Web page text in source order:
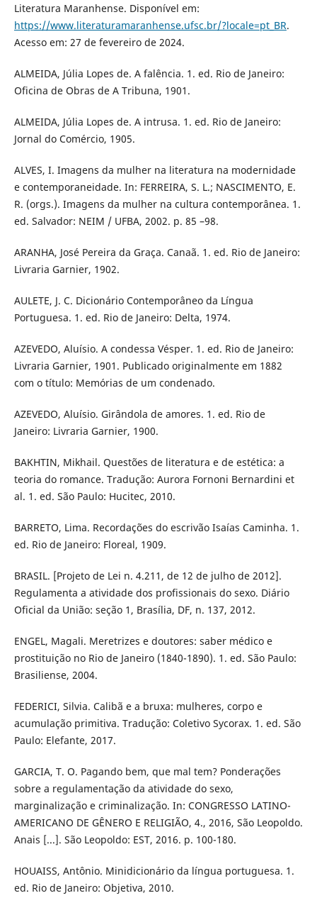
Literatura Maranhense. Disponível em:
https://www.literaturamaranhense.ufsc.br/?locale=pt_BR.
Acesso em: 27 de fevereiro de 2024.
ALMEIDA, Júlia Lopes de. A falência. 1. ed. Rio de Janeiro:
Oficina de Obras de A Tribuna, 1901.
ALMEIDA, Júlia Lopes de. A intrusa. 1. ed. Rio de Janeiro:
Jornal do Comércio, 1905.
ALVES, I. Imagens da mulher na literatura na modernidade
e contemporaneidade. In: FERREIRA, S. L.; NASCIMENTO, E.
R. (orgs.). Imagens da mulher na cultura contemporânea. 1.
ed. Salvador: NEIM / UFBA, 2002. p. 85 –98.
ARANHA, José Pereira da Graça. Canaã. 1. ed. Rio de Janeiro:
Livraria Garnier, 1902.
AULETE, J. C. Dicionário Contemporâneo da Língua
Portuguesa. 1. ed. Rio de Janeiro: Delta, 1974.
AZEVEDO, Aluísio. A condessa Vésper. 1. ed. Rio de Janeiro:
Livraria Garnier, 1901. Publicado originalmente em 1882
com o título: Memórias de um condenado.
AZEVEDO, Aluísio. Girândola de amores. 1. ed. Rio de
Janeiro: Livraria Garnier, 1900.
BAKHTIN, Mikhail. Questões de literatura e de estética: a
teoria do romance. Tradução: Aurora Fornoni Bernardini et
al. 1. ed. São Paulo: Hucitec, 2010.
BARRETO, Lima. Recordações do escrivão Isaías Caminha. 1.
ed. Rio de Janeiro: Floreal, 1909.
BRASIL. [Projeto de Lei n. 4.211, de 12 de julho de 2012].
Regulamenta a atividade dos profissionais do sexo. Diário
Oficial da União: seção 1, Brasília, DF, n. 137, 2012.
ENGEL, Magali. Meretrizes e doutores: saber médico e
prostituição no Rio de Janeiro (1840-1890). 1. ed. São Paulo:
Brasiliense, 2004.
FEDERICI, Silvia. Calibã e a bruxa: mulheres, corpo e
acumulação primitiva. Tradução: Coletivo Sycorax. 1. ed. São
Paulo: Elefante, 2017.
GARCIA, T. O. Pagando bem, que mal tem? Ponderações
sobre a regulamentação da atividade do sexo,
marginalização e criminalização. In: CONGRESSO LATINO-
AMERICANO DE GÊNERO E RELIGIÃO, 4., 2016, São Leopoldo.
Anais [...]. São Leopoldo: EST, 2016. p. 100-180.
HOUAISS, Antônio. Minidicionário da língua portuguesa. 1.
ed. Rio de Janeiro: Objetiva, 2010.